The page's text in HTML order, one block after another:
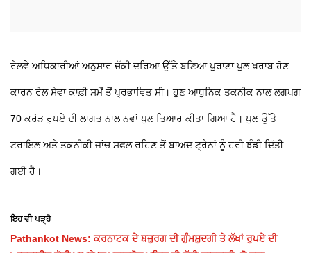
ਰੇਲਵੇ ਅਧਿਕਾਰੀਆਂ ਅਨੁਸਾਰ ਚੱਕੀ ਦਰਿਆ ਉੱਤੇ ਬਣਿਆ ਪੁਰਾਣਾ ਪੁਲ ਖਰਾਬ ਹੋਣ
ਕਾਰਨ ਰੇਲ ਸੇਵਾ ਕਾਫ਼ੀ ਸਮੇਂ ਤੋਂ ਪ੍ਰਭਾਵਿਤ ਸੀ। ਹੁਣ ਆਧੁਨਿਕ ਤਕਨੀਕ ਨਾਲ ਲਗਪਗ
70 ਕਰੋੜ ਰੁਪਏ ਦੀ ਲਾਗਤ ਨਾਲ ਨਵਾਂ ਪੁਲ ਤਿਆਰ ਕੀਤਾ ਗਿਆ ਹੈ। ਪੁਲ ਉੱਤੇ
ਟਰਾਇਲ ਅਤੇ ਤਕਨੀਕੀ ਜਾਂਚ ਸਫਲ ਰਹਿਣ ਤੋਂ ਬਾਅਦ ਟ੍ਰੇਨਾਂ ਨੂੰ ਹਰੀ ਝੰਡੀ ਦਿੱਤੀ
ਗਈ ਹੈ।
ਇਹ ਵੀ ਪੜ੍ਹੋ
Pathankot News: ਕਰਨਾਟਕ ਦੇ ਬਜ਼ੁਰਗ ਦੀ ਗੁੰਮਸ਼ੁਦਗੀ ਤੇ ਲੱਖਾਂ ਰੁਪਏ ਦੀ